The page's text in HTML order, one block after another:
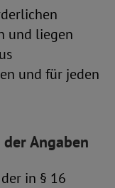
und liegen
und für jeden
Angaben
in § 16